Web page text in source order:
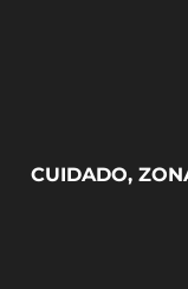
CUIDADO,